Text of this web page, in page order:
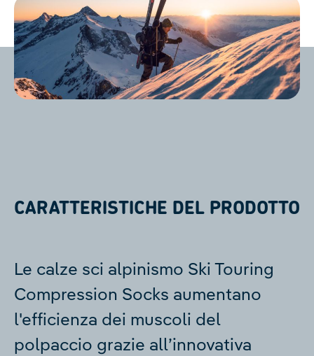
CARATTERISTICHE DEL PRODOTTO
Le calze sci alpinismo Ski Touring
Compression Socks aumentano
l'efficienza dei muscoli del
polpaccio grazie all’innovativa